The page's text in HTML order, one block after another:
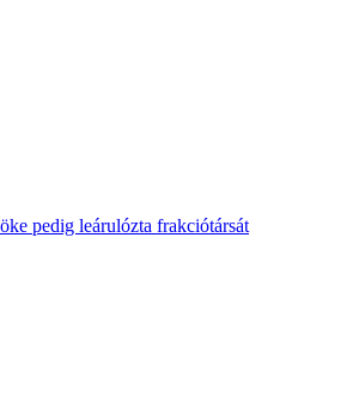
pedig leárulózta frakciótársát